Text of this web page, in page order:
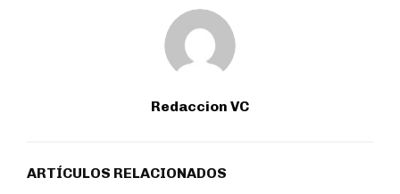
Redaccion VC
ARTÍCULOS RELACIONADOS